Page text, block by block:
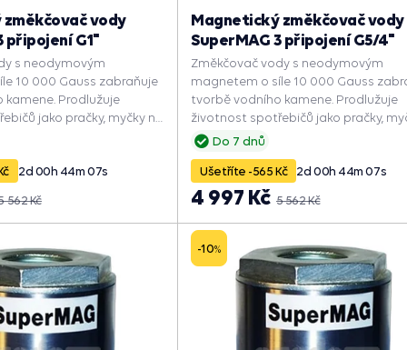
vody
připojení G1"
s neodymovým
10 000 Gauss zabraňuje
Prodlužuje
jako pračky, myčky na
ohřívače. Zlepšuje
2d00h 44m06s
562 Kč
Do 7 dnů
Magnetický změkčovač vody
SuperMAG 3 připojení G5/4"
Změkčovač vody s neodymovým
magnetem o síle 10 000 Gauss
tvorbě vodního kamene. Prodlužuje
životnost spotřebičů jako pračky,
nádobí nebo průtokové ohřívače.
energii.
Ušetříte -565 Kč 2d00h 44m 06s
5 562 Kč
4 997 Kč
-10%